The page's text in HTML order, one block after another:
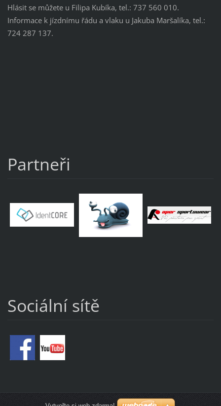
Hlásit se můžete u Filipa Kubíka, tel.: 737 560 010.
Informace k jízdnímu řádu a vlaku u Jakuba Maršalíka, tel.:
724 287 137.
Partneři
Sociální sítě